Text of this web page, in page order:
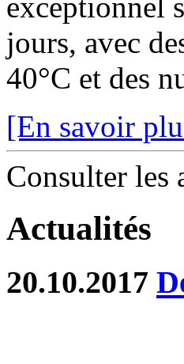
jours, avec
40°C et des
[En savoir
Consulter les
Actualités
20.10.2017